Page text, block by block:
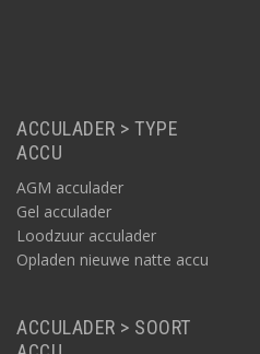
ACCULADER > TYPE
ACCU
AGM acculader
Gel acculader
Loodzuur acculader
Opladen nieuwe natte accu
ACCULADER > SOORT